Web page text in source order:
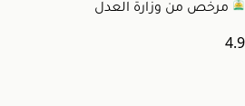
مرخّص من وزارة العدل
4.9